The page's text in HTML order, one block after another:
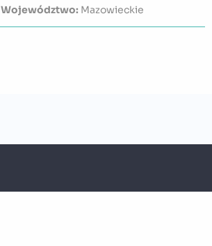
Województwo: Mazowieckie